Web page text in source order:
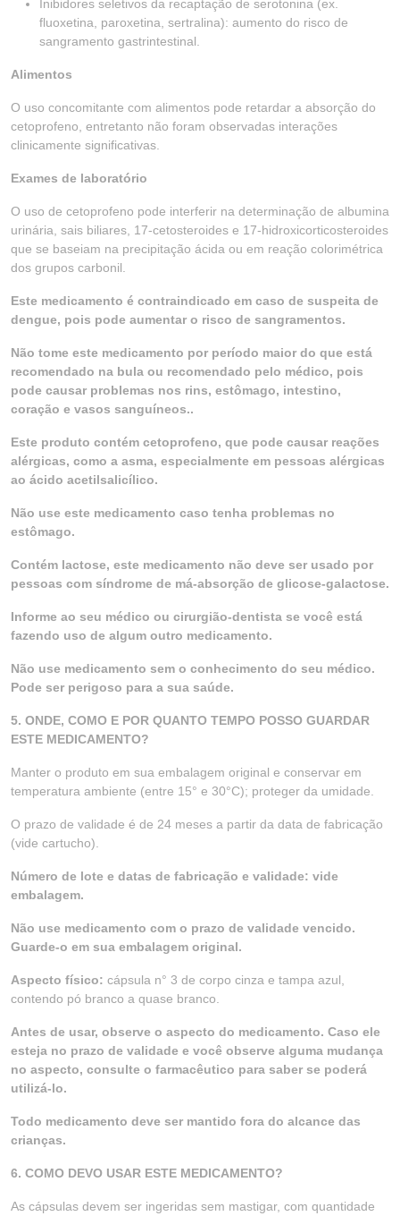
Inibidores seletivos da recaptação de serotonina (ex.
fluoxetina, paroxetina, sertralina): aumento do risco de
sangramento gastrintestinal.
Alimentos
O uso concomitante com alimentos pode retardar a absorção do
cetoprofeno, entretanto não foram observadas interações
clinicamente significativas.
Exames de laboratório
O uso de cetoprofeno pode interferir na determinação de albumina
urinária, sais biliares, 17-cetosteroides e 17-hidroxicorticosteroides
que se baseiam na precipitação ácida ou em reação colorimétrica
dos grupos carbonil.
Este medicamento é contraindicado em caso de suspeita de
dengue, pois pode aumentar o risco de sangramentos.
Não tome este medicamento por período maior do que está
recomendado na bula ou recomendado pelo médico, pois
pode causar problemas nos rins, estômago, intestino,
coração e vasos sanguíneos..
Este produto contém cetoprofeno, que pode causar reações
alérgicas, como a asma, especialmente em pessoas alérgicas
ao ácido acetilsalicílico.
Não use este medicamento caso tenha problemas no
estômago.
Contém lactose, este medicamento não deve ser usado por
pessoas com síndrome de má-absorção de glicose-galactose.
Informe ao seu médico ou cirurgião-dentista se você está
fazendo uso de algum outro medicamento.
Não use medicamento sem o conhecimento do seu médico.
Pode ser perigoso para a sua saúde.
5. ONDE, COMO E POR QUANTO TEMPO POSSO GUARDAR
ESTE MEDICAMENTO?
Manter o produto em sua embalagem original e conservar em
temperatura ambiente (entre 15° e 30°C); proteger da umidade.
O prazo de validade é de 24 meses a partir da data de fabricação
(vide cartucho).
Número de lote e datas de fabricação e validade: vide
embalagem.
Não use medicamento com o prazo de validade vencido.
Guarde-o em sua embalagem original.
Aspecto físico: cápsula n° 3 de corpo cinza e tampa azul,
contendo pó branco a quase branco.
Antes de usar, observe o aspecto do medicamento. Caso ele
esteja no prazo de validade e você observe alguma mudança
no aspecto, consulte o farmacêutico para saber se poderá
utilizá-lo.
Todo medicamento deve ser mantido fora do alcance das
crianças.
6. COMO DEVO USAR ESTE MEDICAMENTO?
As cápsulas devem ser ingeridas sem mastigar, com quantidade